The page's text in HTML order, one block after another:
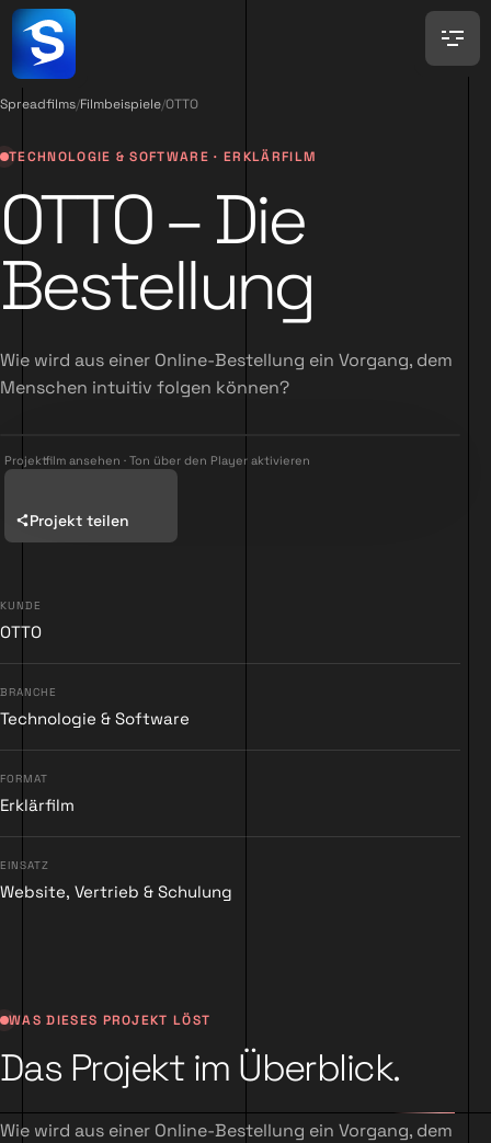
Spreadfilms/Filmbeispiele/OTTO
TECHNOLOGIE & SOFTWARE · ERKLÄRFILM
OTTO – Die
Bestellung
Wie wird aus einer Online-Bestellung ein Vorgang, dem
Menschen intuitiv folgen können?
Projektfilm ansehen · Ton über den Player aktivieren
Projekt teilen
KUNDE
OTTO
BRANCHE
Technologie & Software
FORMAT
Erklärfilm
EINSATZ
Website, Vertrieb & Schulung
WAS DIESES PROJEKT LÖST
Das Projekt im Überblick.
Wie wird aus einer Online-Bestellung ein Vorgang, dem